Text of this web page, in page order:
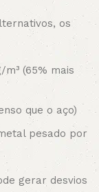
os
(65% mais
que o aço)
pesado por
gerar desvios